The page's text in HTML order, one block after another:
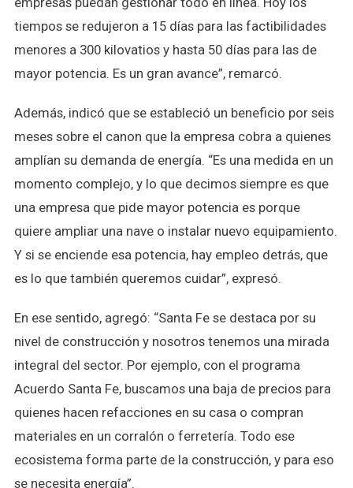
tiempos se redujeron a 15 días para las factibilidades
menores a 300 kilovatios y hasta 50 días para las de
mayor potencia. Es un gran avance”, remarcó.
Además, indicó que se estableció un beneficio por seis
meses sobre el canon que la empresa cobra a quienes
amplían su demanda de energía. “Es una medida en un
momento complejo, y lo que decimos siempre es que
una empresa que pide mayor potencia es porque
quiere ampliar una nave o instalar nuevo equipamiento.
Y si se enciende esa potencia, hay empleo detrás, que
es lo que también queremos cuidar”, expresó.
En ese sentido, agregó: “Santa Fe se destaca por su
nivel de construcción y nosotros tenemos una mirada
integral del sector. Por ejemplo, con el programa
Acuerdo Santa Fe, buscamos una baja de precios para
quienes hacen refacciones en su casa o compran
materiales en un corralón o ferretería. Todo ese
ecosistema forma parte de la construcción, y para eso
se necesita energía”.